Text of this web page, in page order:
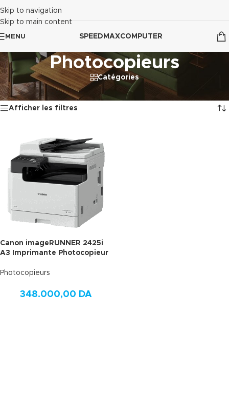
Skip to navigation
Skip to main content
MENU SPEEDMAXCOMPUTER
Photocopieurs
Catégories
Accueil/Impression/Photocopieurs Voici le seul résultat
Afficher les filtres
Canon imageRUNNER 2425i
A3 Imprimante Photocopieur
Photocopieurs
348.000,00 DA